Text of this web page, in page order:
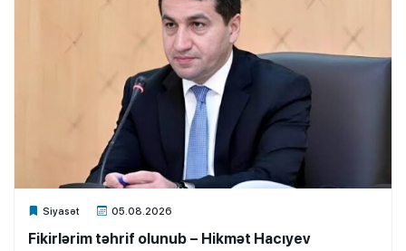
Siyasət 05.08.2026
Xalq.Online
Fikirlərim təhrif olunub – Hikmət Hacıyev